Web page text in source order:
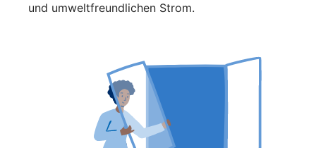
und umweltfreundlichen Strom.